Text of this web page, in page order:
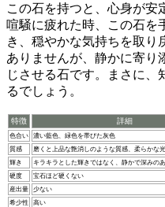
この石を持つと、 心身が安
喧騒に疲れた時、この石を
き、穏やかな気持ちを取り
ありませんが、静かに寄り
じさせる石です。まさに、
るでしょう。
特徴 詳細
色合い
濃い藍色、緑色を帯びた灰色
質感
磨くと上品な艶消しのような質感、柔らかな
輝き
キラキラとした輝きではなく、静かで深みの
硬度
宝石ほど硬くない
産出量
少ない
希少性
高い